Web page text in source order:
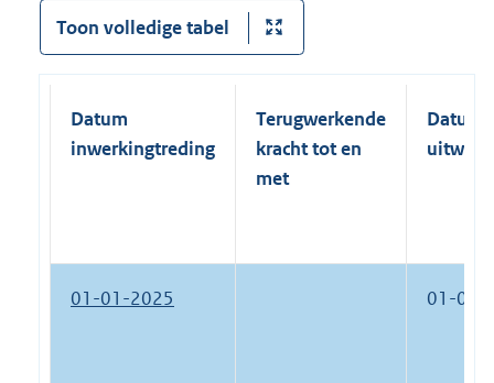
Toon volledige tabel
Datum
inwerkingtreding
Terugwerkende
kracht tot en
met
Datum
01-01-2025 01-01-